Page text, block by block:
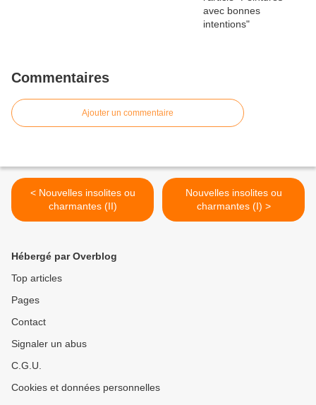
Commentaires
Ajouter un commentaire
< Nouvelles insolites ou
charmantes (II)
Nouvelles insolites ou
charmantes (I) >
Hébergé par Overblog
Top articles
Pages
Contact
Signaler un abus
C.G.U.
Cookies et données personnelles